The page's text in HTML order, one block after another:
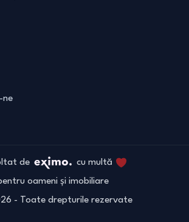
ne
de
cu multă
oameni și imobiliare
- Toate drepturile rezervate